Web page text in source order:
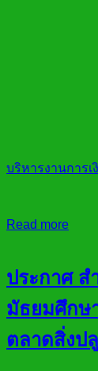
บริหารงานการเ
Read more
ประกาศ ส
มัธยมศึกษ
ตลาดสิ่งป